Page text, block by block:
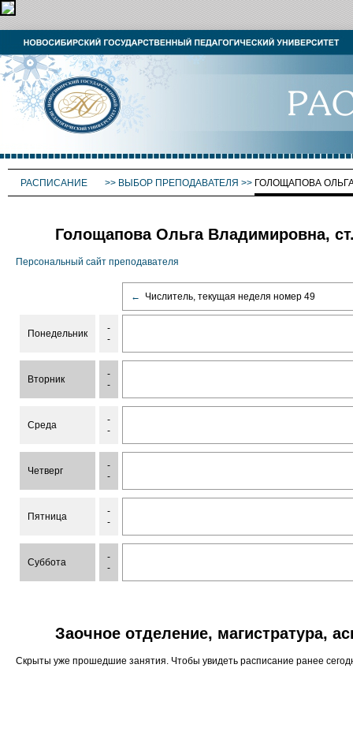
РАСПИСАНИЕ >> ВЫБОР ПРЕПОДАВАТЕЛЯ >> ГОЛОЩАПОВА
Голощапова Ольга Владимировна,
Персональный сайт преподавателя
← Числитель, текущая неделя номер 49
Понедельник
-
-
Вторник
-
-
Среда
-
-
Четверг
-
-
Пятница
-
-
Суббота
-
-
Заочное отделение, магистратура,
Скрыты уже прошедшие занятия. Чтобы увидеть расписание ранее